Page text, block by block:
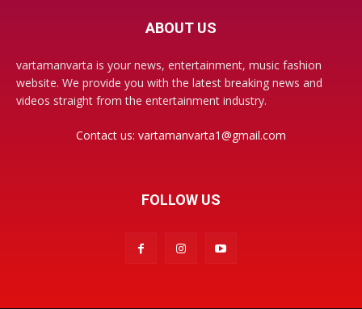
ABOUT US
vartamanvarta is your news, entertainment, music fashion
website. We provide you with the latest breaking news and
videos straight from the entertainment industry.
Contact us: vartamanvarta1@gmail.com
FOLLOW US